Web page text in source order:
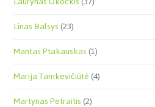
Linas Balsys(23)
Mantas Ptakauskas(1)
Marija Tamkevičiūtė(4)
Martynas Petraitis(2)